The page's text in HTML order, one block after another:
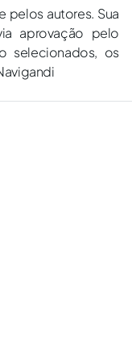
autores. Sua
aprovação pelo
selecionados, os